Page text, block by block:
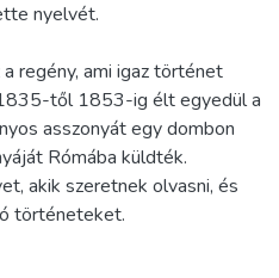
nyelvét.
regény, ami igaz történet
től 1853-ig élt egyedül a
asszonyát egy dombon
Rómába küldték.
akik szeretnek olvasni, és
történeteket.